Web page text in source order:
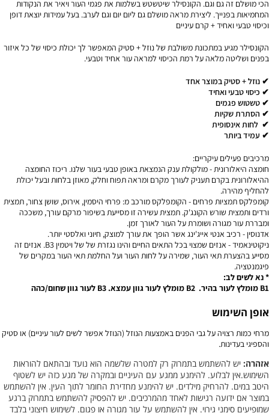
הכי מושלם זה גם וגם. הקונסילר שיטשטש בשלמות את פגמי העור ויאיר את הנקודות
המחמיאות בפנייך. ליצירת מראה מושלם גם ליום יום וגם לערב. בעל עמידות יוצאת דופן
וכיסוי טבעי ואחיד + קרם עיניים
הקונסילר מגיע במתכונת משולבת של נוזל + סטיק המאפשר לך יכולת כיסוי של כל איזור
בפנים ושליטה מלאה על רמת הכיסוי למראה עור אחיד וטבעי.
✔ נוזל + סטיק במוצר אחד
✔ כיסוי טבעי ואחיד
✔ טשטוש פגמים
✔ הסתרת שקיות
✔ לחות אינסופית
✔ עמיד ביותר
מרכיבים פעילים עיקריים:
חומצה היאלורונית - מולקולת ענק הנמצאת באופן טבעי בעור שלנו. ריכוז החומצה
ההיאלורונית בקרם תעניק לעורך מקרם ומראה תפוח וחלק, מאוזן בלחות ובעל יכולת
להחליף מהירה.
קומפלקס תמציות פרחים - הקומפלקס מורכב מ: פרחי היסמין, אירוס, שושן צחור, תמצית
ורדים ותמצית שורש הקונג'ק. תמצית עשירה זו מסייעת בשיפור מרקם עורך, משככה
ומבררת עור מגורה ושומרת על העור לאורך זמן.
אדנוסין - רכיב אנטי אייג'ינג אשר הופך את עורך למוצק, חיוני ואלסטי יותר.
ניקוטינאמיד - אנזים שמצוי בכל התאים החיים והינו נגזרת של של ויטמין B3.
אנזים זה
מסייע בהצערת תאי העור, שמירה על לחות העור ועל החלמת תאי העור במקרים של
פיגמנטציה.
* נא לשים לב:
B1 מומלץ לעור בהיר. B2 מומלץ לעור גוון עמצא. B3 לעור גוון שחום/כהה
אופן השימוש
מרחי כמות רצויה על גבי הפנים באמצעות הנוזל (הנוזל אפשר לשים לעור עיניים) או סטיק
והספיגי בעדינות.
אזהרה: יש להשתמש בתמרוק רק למטרה שלשמה הוא נועד ובהתאם להוראות
השימוש.אין לבלוע. להימנע ממגע עם העיניים ובמקרה של מגע כזה יש לשטוף
היטב במים. להרחיק מילדים. יש להימנע מחדירת החומר לתוך העין. אין להשתמש
במוצר אם ידועה רגישות לאחד מהמרכיבים. יש להפסיק להשתמש בתמרוק ברגע
שמופיעים סימני גירוי. אין להשתמש על עור מגורה או פגום. לשימוש חיצוני בלבד